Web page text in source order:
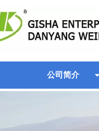
公司简介